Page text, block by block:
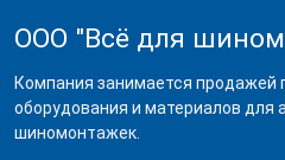
ООО "Всё для
Компания занимается продажей
оборудования и материалов для
шиномонтажек.